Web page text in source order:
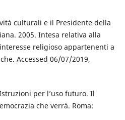
culturali e il Presidente della
2005. Intesa relativa alla
religioso appartenenti a
Accessed 06/07/2019,
per l’uso futuro. Il
che verrà. Roma: